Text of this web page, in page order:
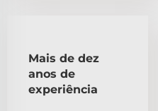
Mais de dez
anos de
experiência